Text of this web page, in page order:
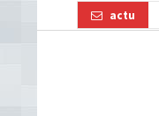
actu